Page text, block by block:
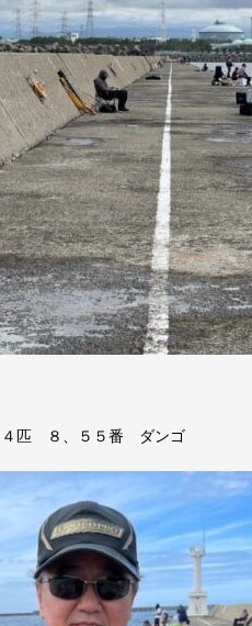
匹 ８、５５番 ダンゴ